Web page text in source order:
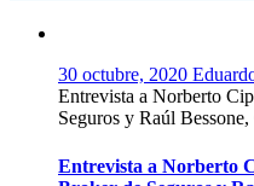
30 octubre, 2020
Entrevista a Norberto
Seguros y Raúl
Entrevista a Norberto